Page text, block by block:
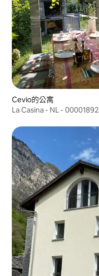
Cevio的公寓
La Casina - NL - 00001892